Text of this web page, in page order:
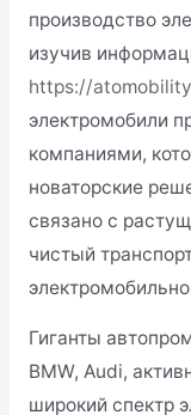
производство
изучив
https://
электромобили
компаниями,
новаторские
связано с
чистый
Гиганты
BMW, Audi,
широкий спектр